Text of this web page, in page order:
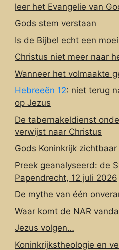
leer het Evangelie van
Gods stem verstaan
Is de Bijbel echt een
Christus niet meer naar
Wanneer het volmaakte
Hebreeën 12: niet terug
op Jezus
De tabernakeldienst
verwijst naar Christus
Gods Koninkrijk zichtbaar
Preek geanalyseerd: de
Papendrecht, 12 juli 2026
De mythe van één
Waar komt de NAR
Jezus volgen…
Koninkrijkstheologie en